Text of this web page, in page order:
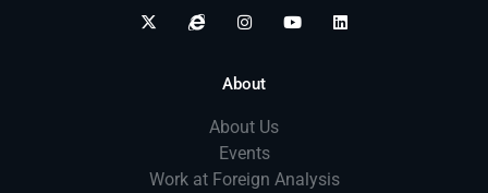
About
About Us
Events
Work at Foreign Analysis